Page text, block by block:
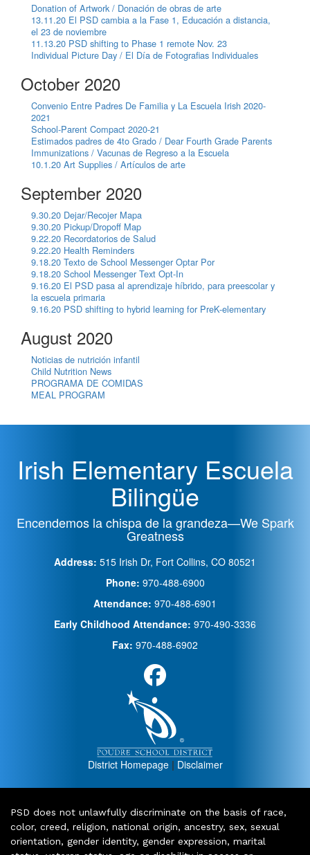
Donation of Artwork / Donación de obras de arte
13.11.20 El PSD cambia a la Fase 1, Educación a distancia,
el 23 de noviembre
11.13.20 PSD shifting to Phase 1 remote Nov. 23
Individual Picture Day / El Día de Fotografias Individuales
October 2020
Convenio Entre Padres De Familia y La Escuela Irish 2020-
2021
School-Parent Compact 2020-21
Estimados padres de 4to Grado / Dear Fourth Grade Parents
Immunizations / Vacunas de Regreso a la Escuela
10.1.20 Art Supplies / Artículos de arte
September 2020
9.30.20 Dejar/Recojer Mapa
9.30.20 Pickup/Dropoff Map
9.22.20 Recordatorios de Salud
9.22.20 Health Reminders
9.18.20 Texto de School Messenger Optar Por
9.18.20 School Messenger Text Opt-In
9.16.20 El PSD pasa al aprendizaje híbrido, para preescolar y
la escuela primaria
9.16.20 PSD shifting to hybrid learning for PreK-elementary
August 2020
Noticias de nutrición infantil
Child Nutrition News
PROGRAMA DE COMIDAS
MEAL PROGRAM
Irish Elementary Escuela
Bilingüe
Encendemos la chispa de la grandeza—We Spark
Greatness
Address: 515 Irish Dr, Fort Collins, CO 80521
Phone: 970-488-6900
Attendance: 970-488-6901
Early Childhood Attendance: 970-490-3336
Fax: 970-488-6902
District Homepage| Disclaimer
PSD does not unlawfully discriminate on the basis of race,
color, creed, religion, national origin, ancestry, sex, sexual
orientation, gender identity, gender expression, marital